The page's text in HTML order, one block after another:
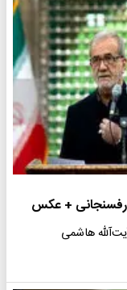
رفسنجانی + عکس
هاشمی